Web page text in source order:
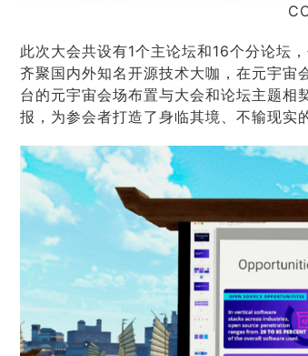
此次大会共设有1个主论坛和16个分论坛
齐聚国内外知名开源技术大咖，在元宇
台的元宇宙会场布置与大会和论坛主题
报，为参会者打造了身临其境、不输现实